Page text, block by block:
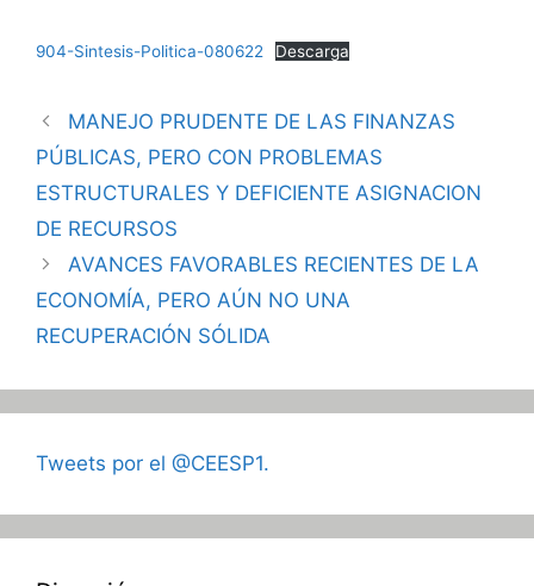
904-Sintesis-Politica-080622 Descarga
MANEJO PRUDENTE DE LAS FINANZAS
PÚBLICAS, PERO CON PROBLEMAS
ESTRUCTURALES Y DEFICIENTE ASIGNACION
DE RECURSOS
AVANCES FAVORABLES RECIENTES DE LA
ECONOMÍA, PERO AÚN NO UNA
RECUPERACIÓN SÓLIDA
Tweets por el @CEESP1.